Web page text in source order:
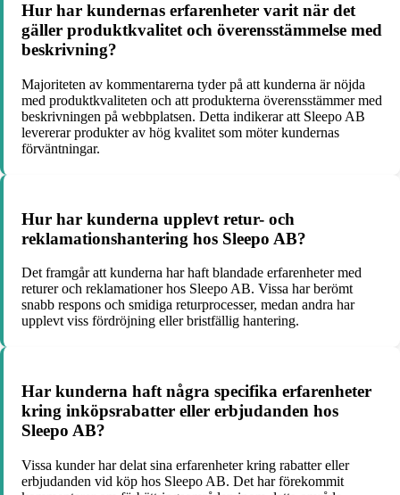
Hur har kundernas erfarenheter varit när det
gäller produktkvalitet och överensstämmelse med
beskrivning?
Majoriteten av kommentarerna tyder på att kunderna är nöjda
med produktkvaliteten och att produkterna överensstämmer med
beskrivningen på webbplatsen. Detta indikerar att Sleepo AB
levererar produkter av hög kvalitet som möter kundernas
förväntningar.
Hur har kunderna upplevt retur- och
reklamationshantering hos Sleepo AB?
Det framgår att kunderna har haft blandade erfarenheter med
returer och reklamationer hos Sleepo AB. Vissa har berömt
snabb respons och smidiga returprocesser, medan andra har
upplevt viss fördröjning eller bristfällig hantering.
Har kunderna haft några specifika erfarenheter
kring inköpsrabatter eller erbjudanden hos
Sleepo AB?
Vissa kunder har delat sina erfarenheter kring rabatter eller
erbjudanden vid köp hos Sleepo AB. Det har förekommit